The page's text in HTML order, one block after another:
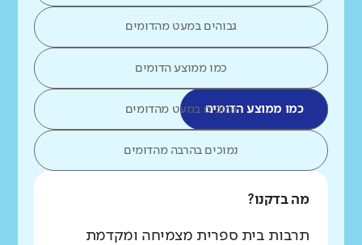
גבוהים במעט מהדומים
כמו ממוצע הדומים
כמו ממוצע הדומיםנמוכים במעט מהדומים
נמוכים בהרבה מהדומים
מה בדקנו?
תרבות בית ספרית מצמיחה ומקדמת